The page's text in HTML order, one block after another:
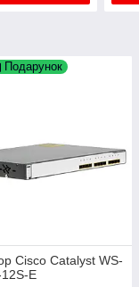
Подарунок
Cisco Catalyst WS-
E